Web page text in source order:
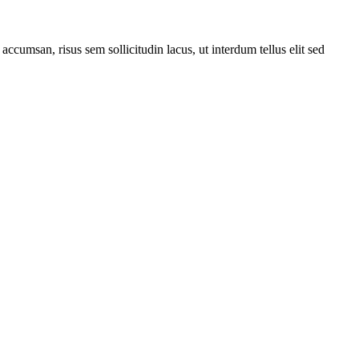
risus sem sollicitudin lacus, ut interdum tellus elit sed